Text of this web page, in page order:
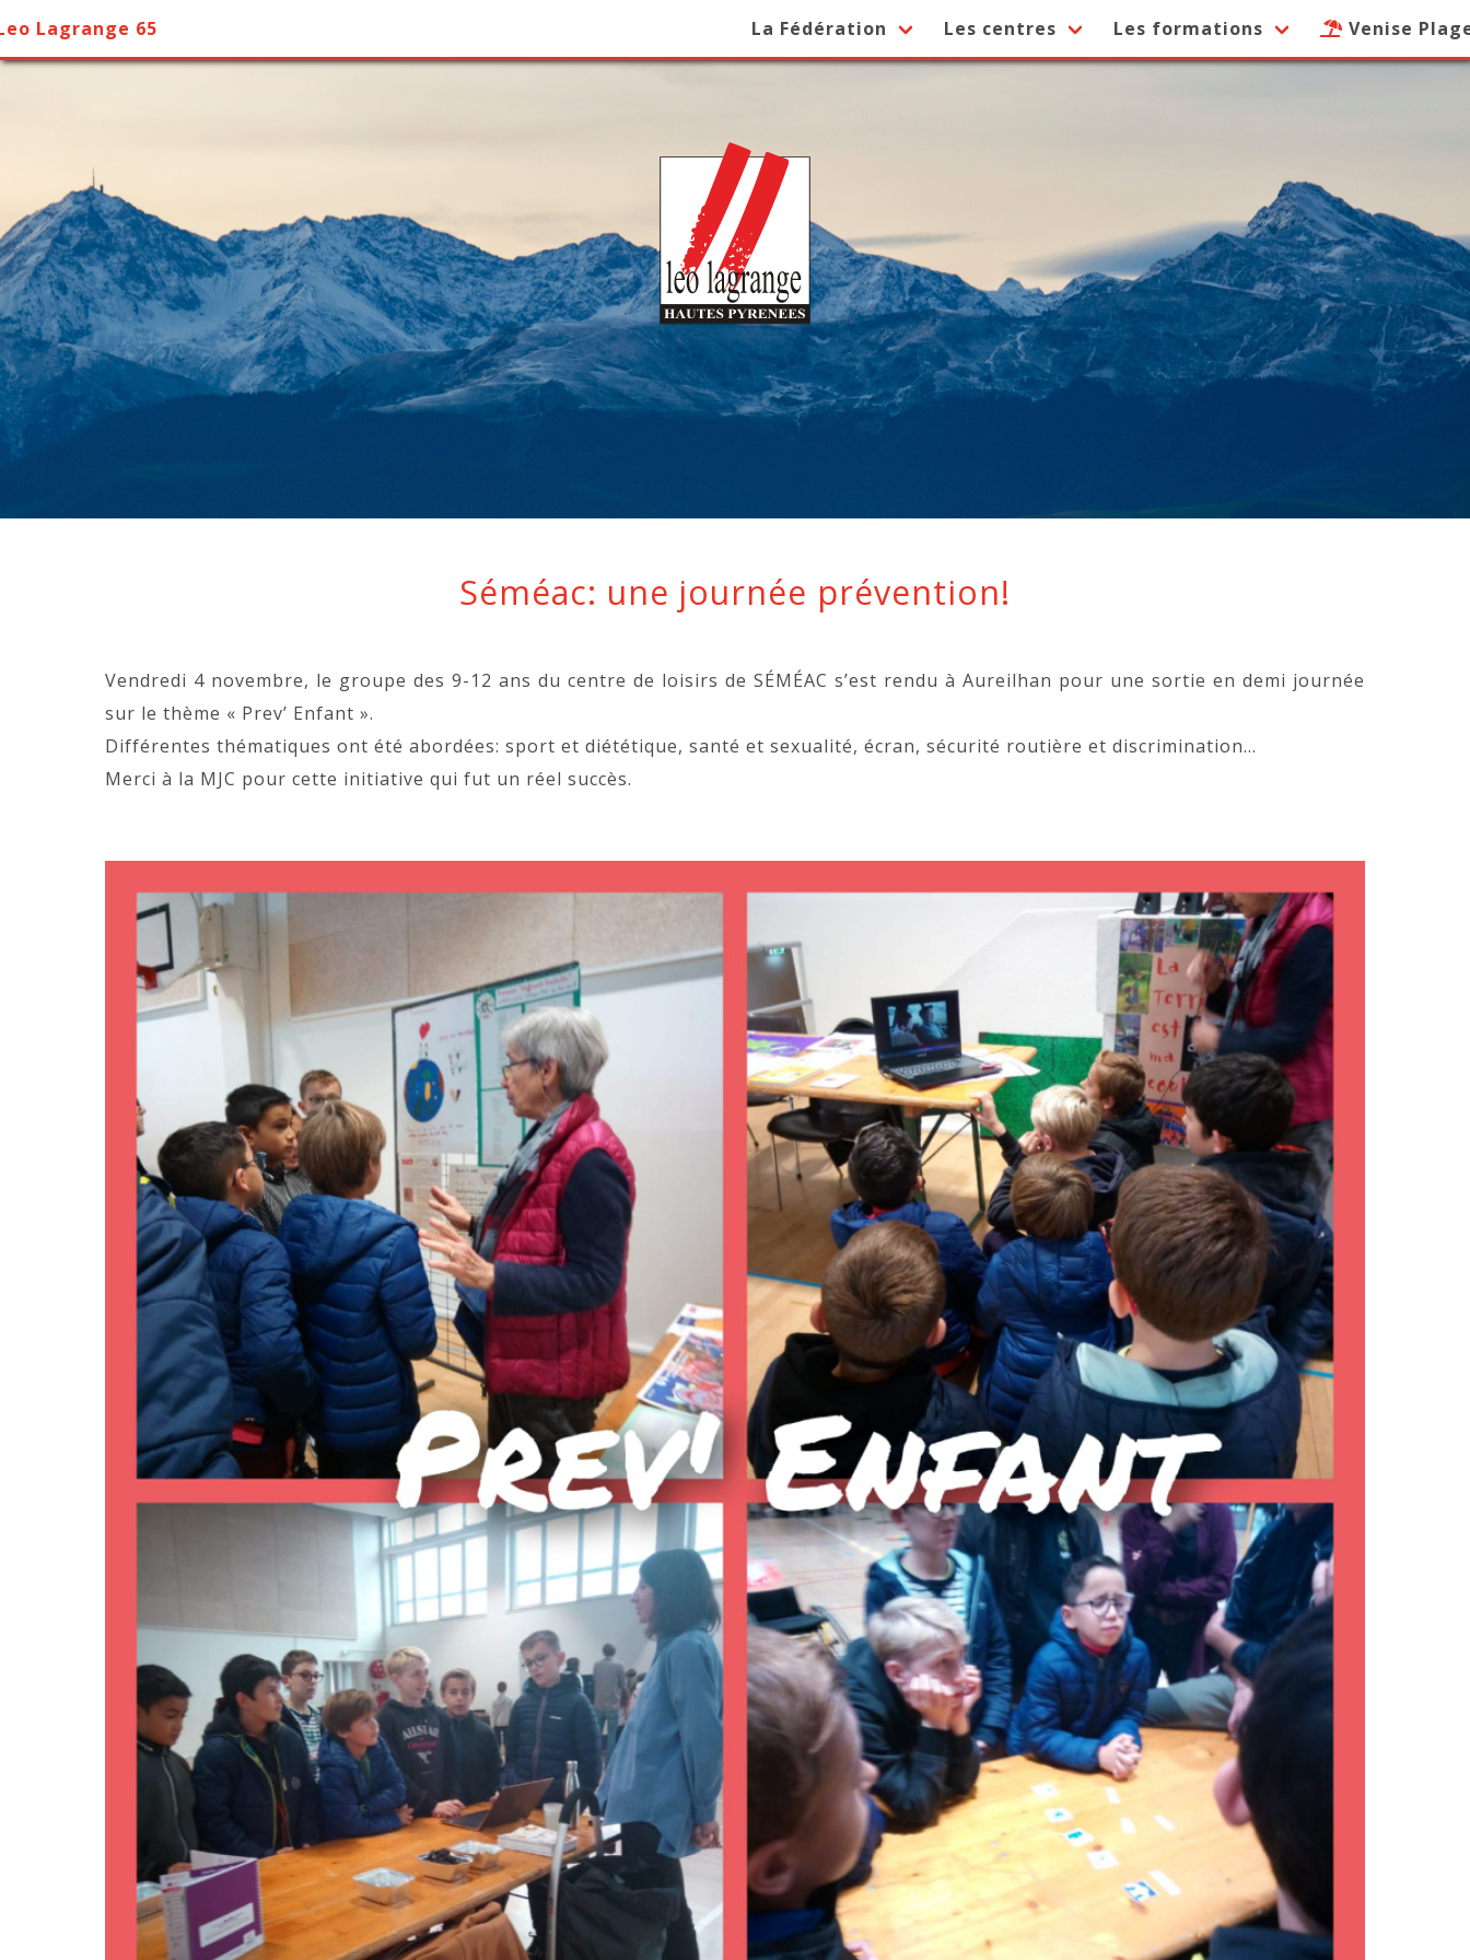
Lagrange 65 La Fédération Les centres Les formations Venise
Séméac: une journée prévention!
Vendredi 4 novembre, le groupe des 9-12 ans du centre de loisirs de SÉMÉAC s’est rendu à Aureilhan pour une sortie en demi journée
sur le thème « Prev’ Enfant ».
Différentes thématiques ont été abordées: sport et diététique, santé et sexualité, écran, sécurité routière et discrimination…
Merci à la MJC pour cette initiative qui fut un réel succès.